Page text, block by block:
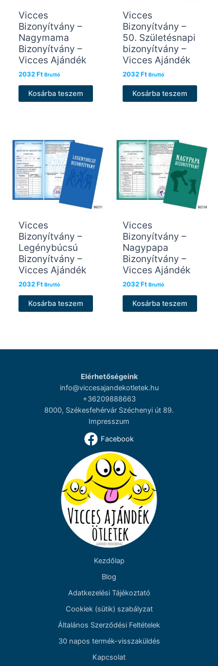
Vicces
Bizonyítvány –
Nagymama
Bizonyítvány –
Vicces Ajándék
2032Ft Bruttó
Kosárba teszem
Vicces
Bizonyítvány –
50. Születésnapi
bizonyítvány –
Vicces Ajándék
2032Ft Bruttó
Kosárba teszem
Vicces
Bizonyítvány –
Legénybúcsú
Bizonyítvány –
Vicces Ajándék
2032Ft Bruttó
Kosárba teszem
Vicces
Bizonyítvány –
Nagypapa
Bizonyítvány –
Vicces Ajándék
2032Ft Bruttó
Kosárba teszem
Elérhetőségeink
info@viccesajandekotletek.hu
+36209888663
8000, Székesfehérvár Széchenyi út 89.
Impresszum
Facebook
Kezdőlap
Blog
Adatkezelési Tájékoztató
Cookiek (sütik) szabályzat
Általános Szerződési Feltételek
30 napos termék-visszaküldés
Kapcsolat